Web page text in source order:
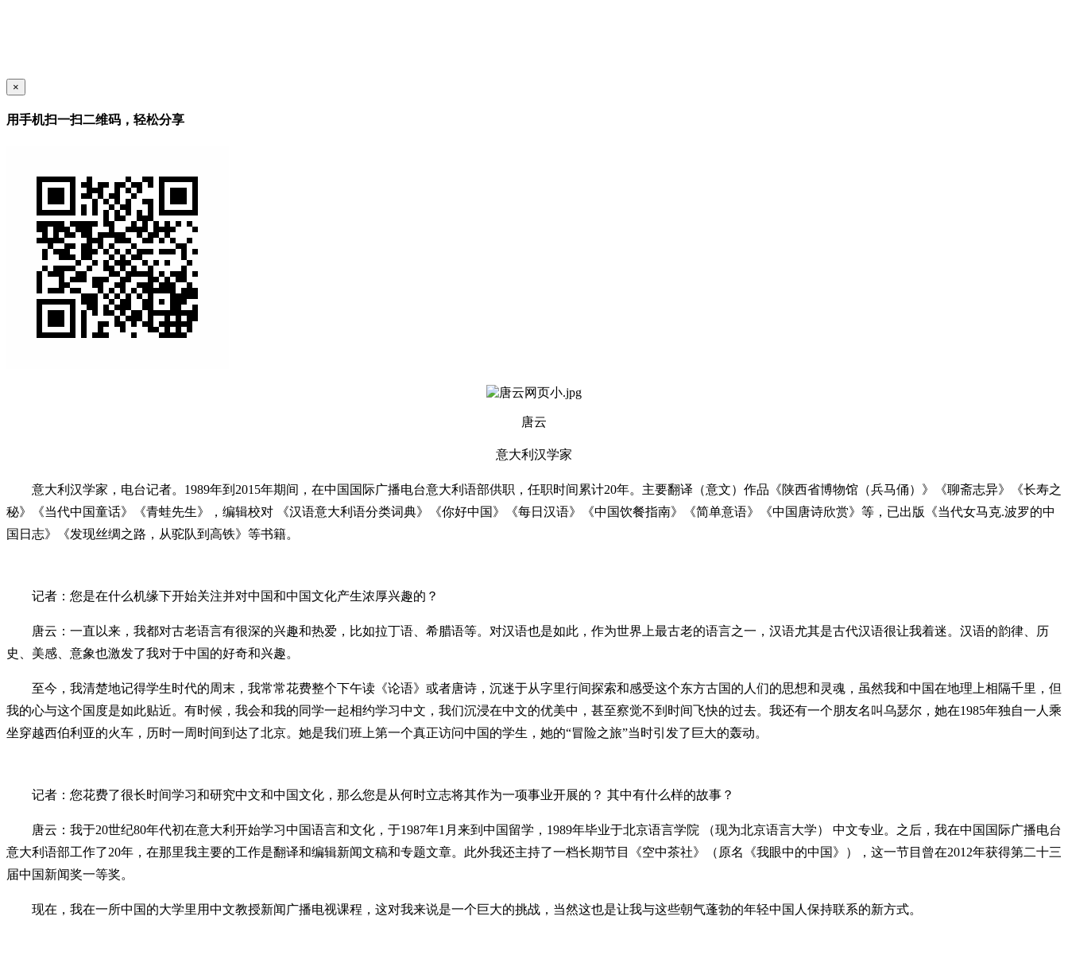
×
用手机扫一扫二维码，轻松分享
唐云
意大利汉学家
意大利汉学家，电台记者。1989年到2015年期间，在中国国际广播电台意大利语部供职，任职时间累计20年。主要翻译（意文）作品《陕西省博物馆（兵马俑）》《聊斋志异》《长寿之
秘》《当代中国童话》《青蛙先生》，编辑校对 《汉语意大利语分类词典》《你好中国》《每日汉语》《中国饮餐指南》《简单意语》《中国唐诗欣赏》等，已出版《当代女马克.波罗的中
国日志》《发现丝绸之路，从驼队到高铁》等书籍。
记者：您是在什么机缘下开始关注并对中国和中国文化产生浓厚兴趣的？
唐云：一直以来，我都对古老语言有很深的兴趣和热爱，比如拉丁语、希腊语等。对汉语也是如此，作为世界上最古老的语言之一，汉语尤其是古代汉语很让我着迷。汉语的韵律、历
史、美感、意象也激发了我对于中国的好奇和兴趣。
至今，我清楚地记得学生时代的周末，我常常花费整个下午读《论语》或者唐诗，沉迷于从字里行间探索和感受这个东方古国的人们的思想和灵魂，虽然我和中国在地理上相隔千里，但
我的心与这个国度是如此贴近。有时候，我会和我的同学一起相约学习中文，我们沉浸在中文的优美中，甚至察觉不到时间飞快的过去。我还有一个朋友名叫乌瑟尔，她在1985年独自一人乘
坐穿越西伯利亚的火车，历时一周时间到达了北京。她是我们班上第一个真正访问中国的学生，她的“冒险之旅”当时引发了巨大的轰动。
记者：您花费了很长时间学习和研究中文和中国文化，那么您是从何时立志将其作为一项事业开展的？ 其中有什么样的故事？
唐云：我于20世纪80年代初在意大利开始学习中国语言和文化，于1987年1月来到中国留学，1989年毕业于北京语言学院 （现为北京语言大学） 中文专业。之后，我在中国国际广播电台
意大利语部工作了20年，在那里我主要的工作是翻译和编辑新闻文稿和专题文章。此外我还主持了一档长期节目《空中茶社》（原名《我眼中的中国》），这一节目曾在2012年获得第二十三
届中国新闻奖一等奖。
现在，我在一所中国的大学里用中文教授新闻广播电视课程，这对我来说是一个巨大的挑战，当然这也是让我与这些朝气蓬勃的年轻中国人保持联系的新方式。